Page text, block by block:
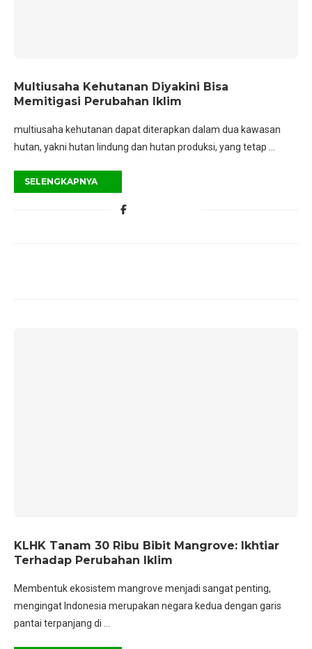
Multiusaha Kehutanan Diyakini Bisa
Memitigasi Perubahan Iklim
multiusaha kehutanan dapat diterapkan dalam dua kawasan
hutan, yakni hutan lindung dan hutan produksi, yang tetap …
SELENGKAPNYA
KLHK Tanam 30 Ribu Bibit Mangrove: Ikhtiar
Terhadap Perubahan Iklim
Membentuk ekosistem mangrove menjadi sangat penting,
mengingat Indonesia merupakan negara kedua dengan garis
pantai terpanjang di …